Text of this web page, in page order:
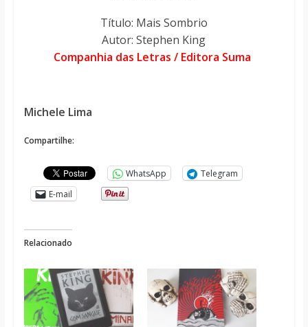
Título: Mais Sombrio
Autor:Stephen King
Companhia das Letras / Editora Suma
Michele Lima
Compartilhe:
WhatsApp
Telegram
E-mail
Relacionado